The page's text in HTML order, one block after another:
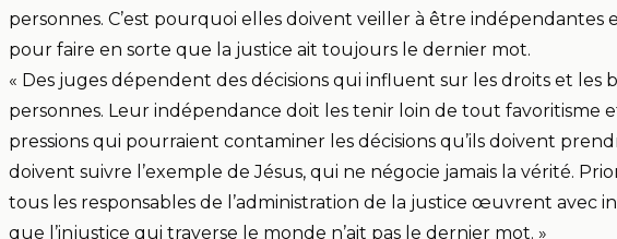
personnes. C’est pourquoi elles doivent veiller à être indépendantes
pour faire en sorte que la justice ait toujours le dernier mot.
« Des juges dépendent des décisions qui influent sur les droits et les
personnes. Leur indépendance doit les tenir loin de tout favoritisme
pressions qui pourraient contaminer les décisions qu’ils doivent
doivent suivre l’exemple de Jésus, qui ne négocie jamais la vérité.
tous les responsables de l’administration de la justice œuvrent avec
que l’injustice qui traverse le monde n’ait pas le dernier mot. »